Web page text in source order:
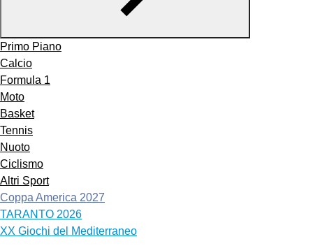
Primo Piano
Calcio
Formula 1
Moto
Basket
Tennis
Nuoto
Ciclismo
Altri Sport
Coppa America 2027
TARANTO 2026
XX Giochi del Mediterraneo